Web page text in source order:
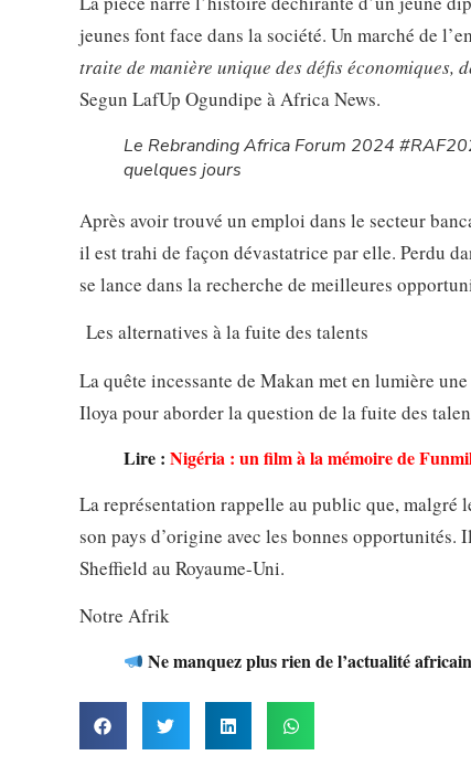
jeunes font face dans la société. Un marché de
traite de manière unique des défis économiques,
Segun LafUp Ogundipe à Africa News.
Le Rebranding Africa Forum 2024
quelques jours
Après avoir trouvé un emploi dans le secteur
il est trahi de façon dévastatrice par elle. Perdu
se lance dans la recherche de meilleures
Les alternatives à la fuite des talents
La quête incessante de Makan met en lumière
Iloya pour aborder la question de la fuite des
Lire : Nigéria : un film à la mémoire de
La représentation rappelle au public que, malgré
son pays d’origine avec les bonnes
Sheffield au Royaume-Uni.
Notre Afrik
Ne manquez plus rien de l’actualité